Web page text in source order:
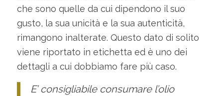
che sono quelle da cui dipendono il suo
gusto, la sua unicità e la sua autenticità,
rimangono inalterate. Questo dato di solito
viene riportato in etichetta ed è uno dei
dettagli a cui dobbiamo fare più caso.
E’ consigliabile consumare l’olio